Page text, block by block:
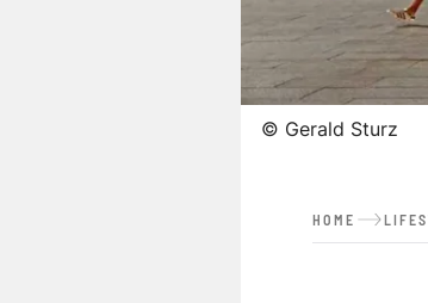
© Gerald Sturz
HOME